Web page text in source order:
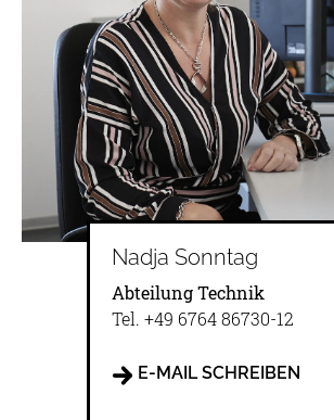
Nadja Sonntag
Abteilung Technik
Tel. +49 6764 86730-12
E-MAIL SCHREIBEN